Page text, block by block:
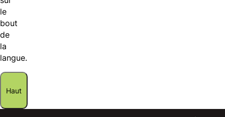
le
bout
de
la
langue.
Haut